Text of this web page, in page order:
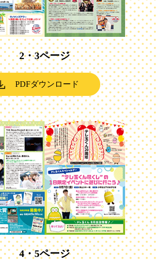
2・3ページ
PDFダウンロード
4・5ページ